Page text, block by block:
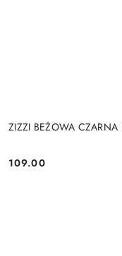
ZIZZI BEŻOWA CZARNA
Cena:
109.00